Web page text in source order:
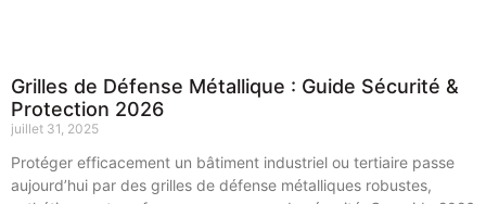
Grilles de Défense Métallique : Guide Sécurité &
Protection 2026
juillet 31, 2025
Protéger efficacement un bâtiment industriel ou tertiaire passe
aujourd’hui par des grilles de défense métalliques robustes,